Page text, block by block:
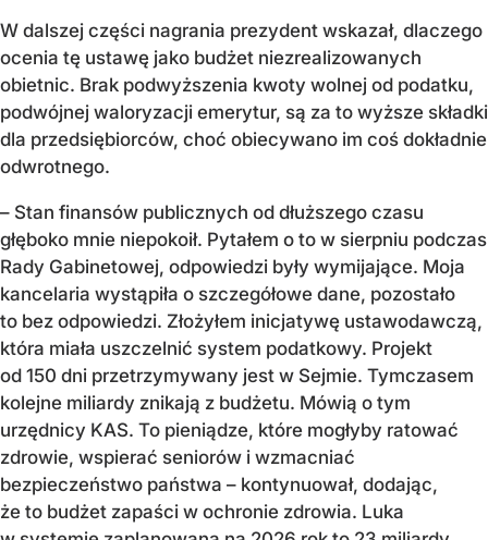
W dalszej części nagrania prezydent wskazał, dlaczego
ocenia tę ustawę jako budżet niezrealizowanych
obietnic. Brak podwyższenia kwoty wolnej od podatku,
podwójnej waloryzacji emerytur, są za to wyższe składki
dla przedsiębiorców, choć obiecywano im coś dokładnie
odwrotnego.
– Stan finansów publicznych od dłuższego czasu
głęboko mnie niepokoił. Pytałem o to w sierpniu podczas
Rady Gabinetowej, odpowiedzi były wymijające. Moja
kancelaria wystąpiła o szczegółowe dane, pozostało
to bez odpowiedzi. Złożyłem inicjatywę ustawodawczą,
która miała uszczelnić system podatkowy. Projekt
od 150 dni przetrzymywany jest w Sejmie. Tymczasem
kolejne miliardy znikają z budżetu. Mówią o tym
urzędnicy KAS. To pieniądze, które mogłyby ratować
zdrowie, wspierać seniorów i wzmacniać
bezpieczeństwo państwa – kontynuował, dodając,
że to budżet zapaści w ochronie zdrowia. Luka